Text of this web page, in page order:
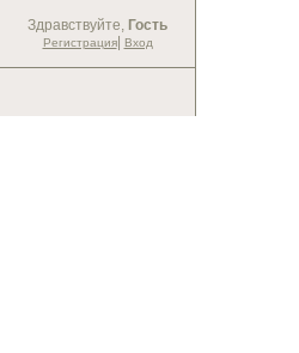
Здравствуйте, Гость
Регистрация| Вход